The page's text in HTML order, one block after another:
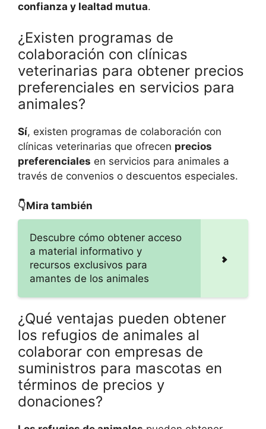
confianza y lealtad mutua.
¿Existen programas de
colaboración con clínicas
veterinarias para obtener precios
preferenciales en servicios para
animales?
Sí, existen programas de colaboración con
clínicas veterinarias que ofrecen precios
preferenciales en servicios para animales a
través de convenios o descuentos especiales.
👇Mira también
Descubre cómo obtener acceso
a material informativo y
recursos exclusivos para
amantes de los animales
¿Qué ventajas pueden obtener
los refugios de animales al
colaborar con empresas de
suministros para mascotas en
términos de precios y
donaciones?